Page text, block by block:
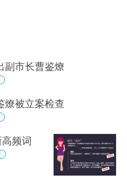
副市长曹鉴燎
燎被立案检查
频词